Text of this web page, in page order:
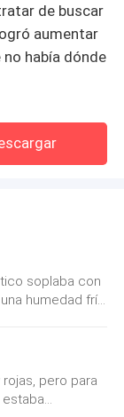
de buscar
aumentar
había dónde
ellos»
¿Aún
y otra vez.
había
aquellas
en su
soplaba con
humedad fría
de la
Tenía una taza
y sus ojos
la línea del
pero para